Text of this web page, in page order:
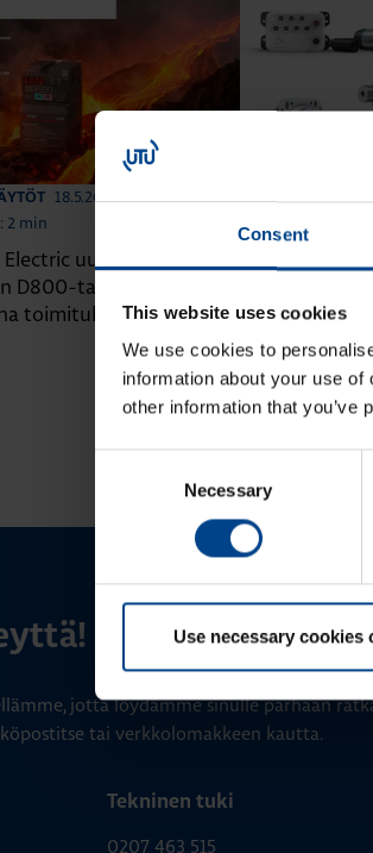
Consent
This website uses cookies
We use cookies to
information about your use
other information that you’ve
Necessary
Use necessary cookies
18.5.2026
2 min
uuden
D800-taajuusmuuttajat
toimituksiin
jotta löydämme sinulle parhaan
tai verkkolomakkeen kautta.
Tekninen tuki
0207 463 515